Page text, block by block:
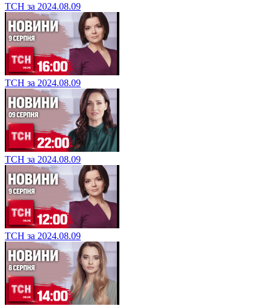
ТСН за 2024.08.09
ТСН за 2024.08.09
ТСН за 2024.08.09
ТСН за 2024.08.09